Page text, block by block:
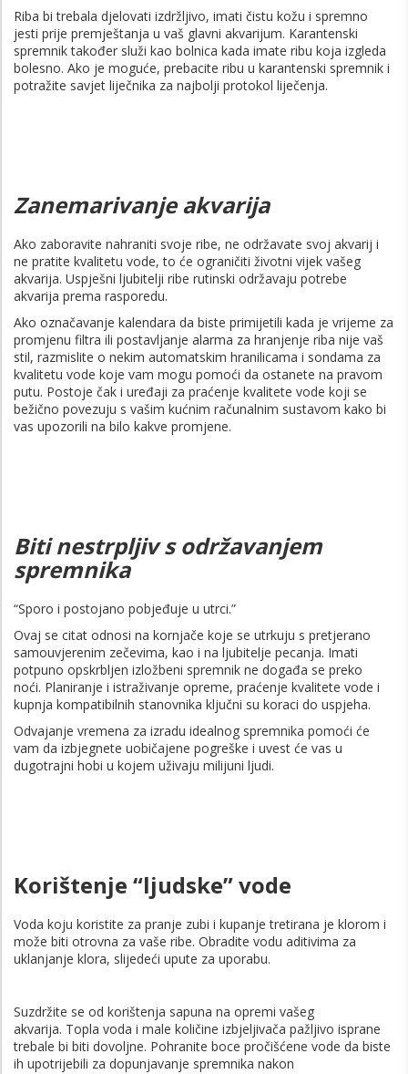
Riba bi trebala djelovati izdržljivo, imati čistu kožu i spremno
jesti prije premještanja u vaš glavni akvarijum. Karantenski
spremnik također služi kao bolnica kada imate ribu koja izgleda
bolesno. Ako je moguće, prebacite ribu u karantenski spremnik i
potražite savjet liječnika za najbolji protokol liječenja.
Zanemarivanje akvarija
Ako zaboravite nahraniti svoje ribe, ne održavate svoj akvarij i
ne pratite kvalitetu vode, to će ograničiti životni vijek vašeg
akvarija. Uspješni ljubitelji ribe rutinski održavaju potrebe
akvarija prema rasporedu.
Ako označavanje kalendara da biste primijetili kada je vrijeme za
promjenu filtra ili postavljanje alarma za hranjenje riba nije vaš
stil, razmislite o nekim automatskim hranilicama i sondama za
kvalitetu vode koje vam mogu pomoći da ostanete na pravom
putu. Postoje čak i uređaji za praćenje kvalitete vode koji se
bežično povezuju s vašim kućnim računalnim sustavom kako bi
vas upozorili na bilo kakve promjene.
Biti nestrpljiv s održavanjem
spremnika
“Sporo i postojano pobjeđuje u utrci.”
Ovaj se citat odnosi na kornjače koje se utrkuju s pretjerano
samouvjerenim zečevima, kao i na ljubitelje pecanja. Imati
potpuno opskrbljen izložbeni spremnik ne događa se preko
noći. Planiranje i istraživanje opreme, praćenje kvalitete vode i
kupnja kompatibilnih stanovnika ključni su koraci do uspjeha.
Odvajanje vremena za izradu idealnog spremnika pomoći će
vam da izbjegnete uobičajene pogreške i uvest će vas u
dugotrajni hobi u kojem uživaju milijuni ljudi.
Korištenje “ljudske” vode
Voda koju koristite za pranje zubi i kupanje tretirana je klorom i
može biti otrovna za vaše ribe. Obradite vodu aditivima za
uklanjanje klora, slijedeći upute za uporabu.
Suzdržite se od korištenja sapuna na opremi vašeg
akvarija. Topla voda i male količine izbjeljivača pažljivo isprane
trebale bi biti dovoljne. Pohranite boce pročišćene vode da biste
ih upotrijebili za dopunjavanje spremnika nakon